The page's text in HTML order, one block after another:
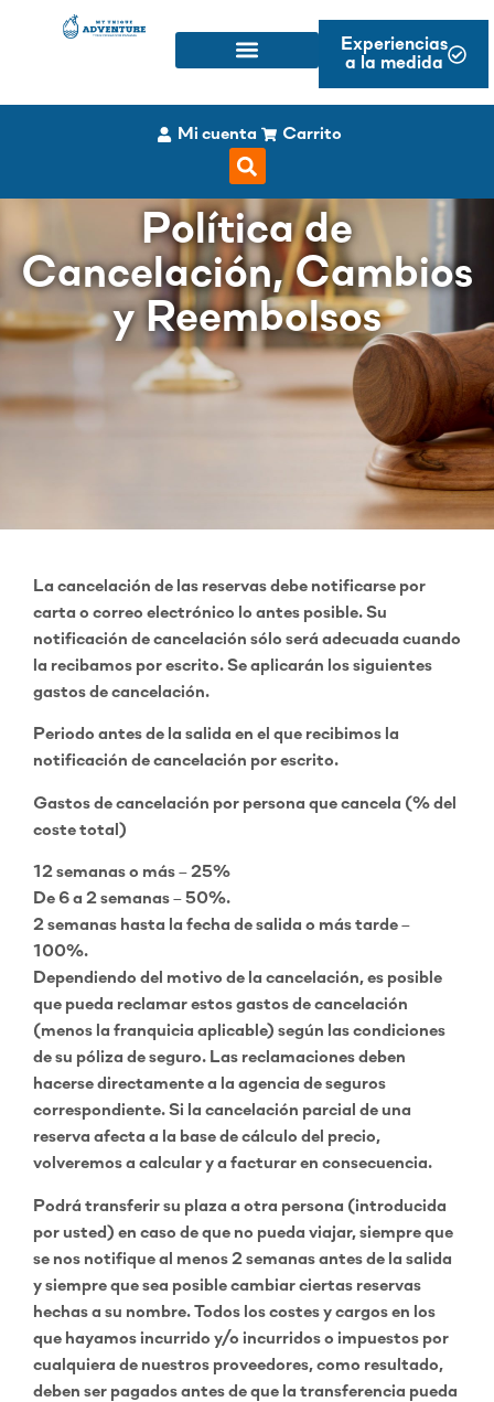
Experiencias
a la medida
Mi cuenta Carrito
Política de
Cancelación, Cambios
y Reembolsos
La cancelación de las reservas debe notificarse por
carta o correo electrónico lo antes posible. Su
notificación de cancelación sólo será adecuada cuando
la recibamos por escrito. Se aplicarán los siguientes
gastos de cancelación.
Periodo antes de la salida en el que recibimos la
notificación de cancelación por escrito.
Gastos de cancelación por persona que cancela (% del
coste total)
12 semanas o más – 25%
De 6 a 2 semanas – 50%.
2 semanas hasta la fecha de salida o más tarde –
100%.
Dependiendo del motivo de la cancelación, es posible
que pueda reclamar estos gastos de cancelación
(menos la franquicia aplicable) según las condiciones
de su póliza de seguro. Las reclamaciones deben
hacerse directamente a la agencia de seguros
correspondiente. Si la cancelación parcial de una
reserva afecta a la base de cálculo del precio,
volveremos a calcular y a facturar en consecuencia.
Podrá transferir su plaza a otra persona (introducida
por usted) en caso de que no pueda viajar, siempre que
se nos notifique al menos 2 semanas antes de la salida
y siempre que sea posible cambiar ciertas reservas
hechas a su nombre. Todos los costes y cargos en los
que hayamos incurrido y/o incurridos o impuestos por
cualquiera de nuestros proveedores, como resultado,
deben ser pagados antes de que la transferencia pueda